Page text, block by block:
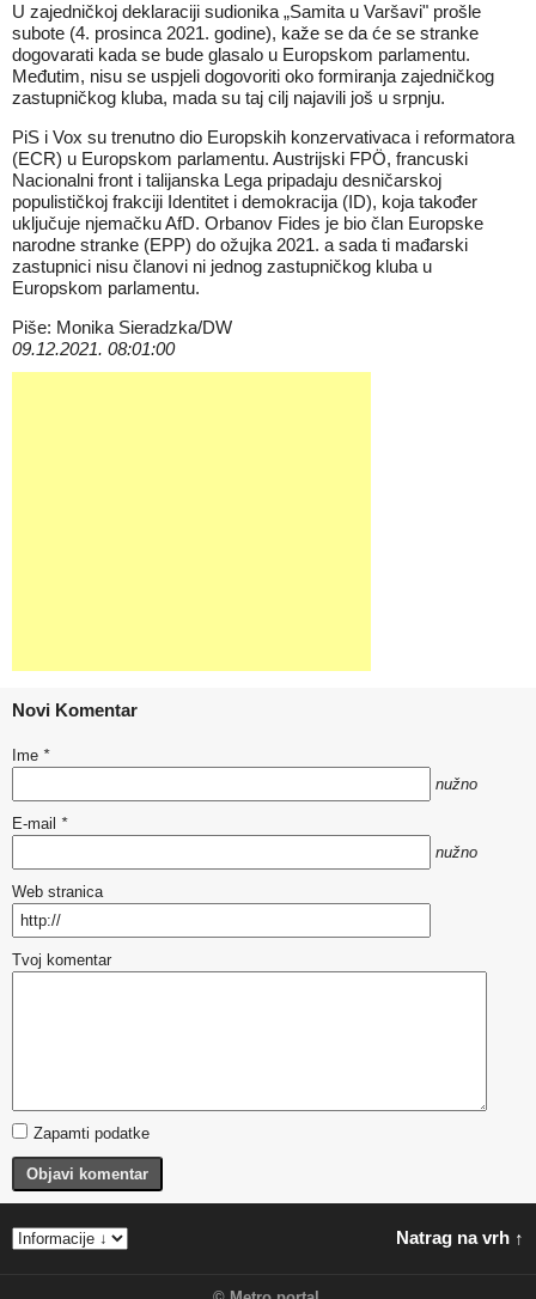
U zajedničkoj deklaraciji sudionika „Samita u Varšavi" prošle
subote (4. prosinca 2021. godine), kaže se da će se stranke
dogovarati kada se bude glasalo u Europskom parlamentu.
Međutim, nisu se uspjeli dogovoriti oko formiranja zajedničkog
zastupničkog kluba, mada su taj cilj najavili još u srpnju.
PiS i Vox su trenutno dio Europskih konzervativaca i reformatora
(ECR) u Europskom parlamentu. Austrijski FPÖ, francuski
Nacionalni front i talijanska Lega pripadaju desničarskoj
populističkoj frakciji Identitet i demokracija (ID), koja također
uključuje njemačku AfD. Orbanov Fides je bio član Europske
narodne stranke (EPP) do ožujka 2021. a sada ti mađarski
zastupnici nisu članovi ni jednog zastupničkog kluba u
Europskom parlamentu.
Piše: Monika Sieradzka/DW
09.12.2021. 08:01:00
Novi Komentar
Ime *
nužno
E-mail *
nužno
Web stranica
Tvoj komentar
Zapamti podatke
Objavi komentar
Natrag na vrh ↑